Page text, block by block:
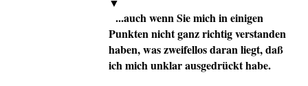
...auch wenn Sie mich in einigen
Punkten nicht ganz richtig verstanden
haben, was zweifellos daran liegt, daß
ich mich unklar ausgedrückt habe.